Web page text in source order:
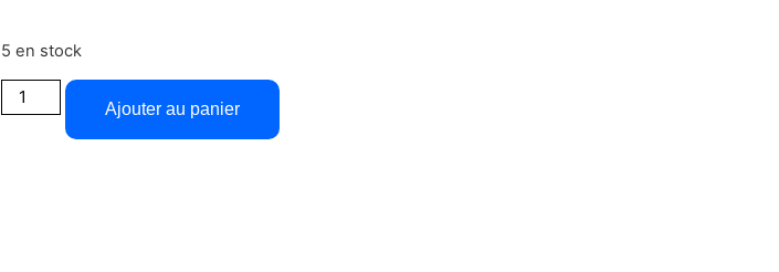
5 en stock
Ajouter au panier